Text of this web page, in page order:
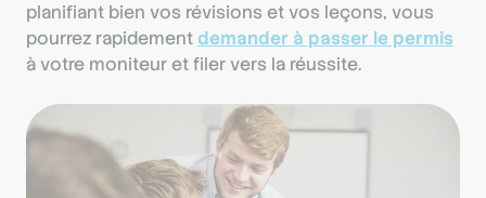
planifiant bien vos révisions et vos leçons, vous
pourrez rapidementdemander à passer le permis
à votre moniteur et filer vers la réussite.